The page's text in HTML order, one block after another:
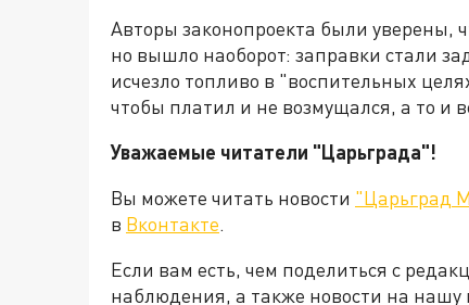
Авторы законопроекта были уверены,
но вышло наоборот: заправки стали
исчезло топливо в "воспительных
чтобы платил и не возмущался, а то и
Уважаемые читатели "Царьграда"!
Вы можете читать новости "Царьград
в Вконтакте.
Если вам есть, чем поделиться с
наблюдения, а также новости на нашу